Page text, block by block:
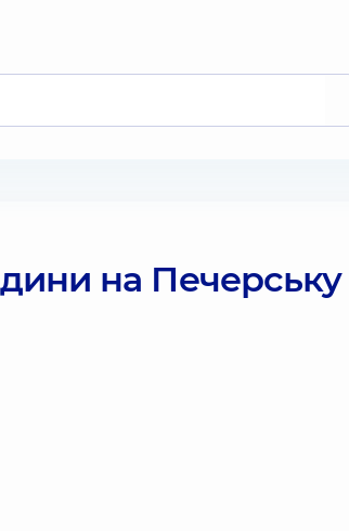
на Печерську